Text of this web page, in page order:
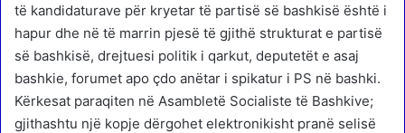
të kandidaturave për kryetar të partisë së bashkisë është i
hapur dhe në të marrin pjesë të gjithë strukturat e partisë
së bashkisë, drejtuesi politik i qarkut, deputetët e asaj
bashkie, forumet apo çdo anëtar i spikatur i PS në bashki.
Kërkesat paraqiten në Asambletë Socialiste të Bashkive;
gjithashtu një kopje dërgohet elektronikisht pranë selisë